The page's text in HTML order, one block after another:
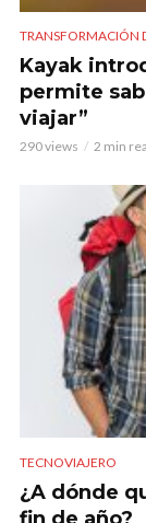
TRANSFORMACIÓN
Kayak
permite
viajar”
290 views 2 min
TECNOVIAJERO
¿A dónde
fin de año?